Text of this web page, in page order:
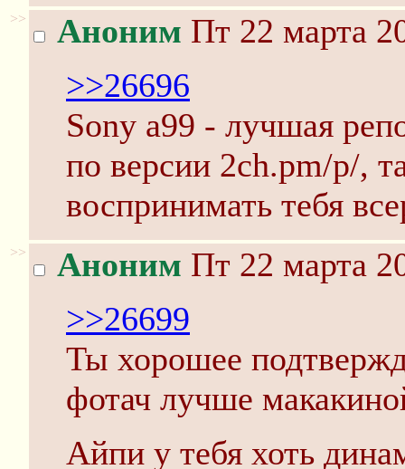
>> Аноним Пт 22 марта
>>26696
Sony a99 - лучшая
по версии 2ch.pm/p/,
воспринимать тебя
>> Аноним Пт 22 марта
>>26699
Ты хорошее
фотач лучше
Айпи у тебя хоть